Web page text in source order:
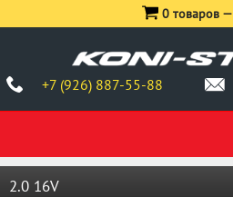
+7 (926) 887-55-88
0 товаров —
2.0 16V